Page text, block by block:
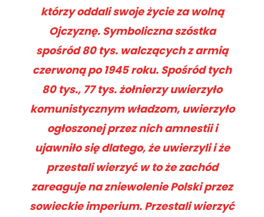
którzy oddali swoje życie za wolną
Ojczyznę. Symboliczna szóstka
spośród 80 tys. walczących z armią
czerwoną po 1945 roku. Spośród tych
80 tys., 77 tys. żołnierzy uwierzyło
komunistycznym władzom, uwierzyło
ogłoszonej przez nich amnestii i
ujawniło się dlatego, że uwierzyli i że
przestali wierzyć w to że zachód
zareaguje na zniewolenie Polski przez
sowieckie imperium. Przestali wierzyć